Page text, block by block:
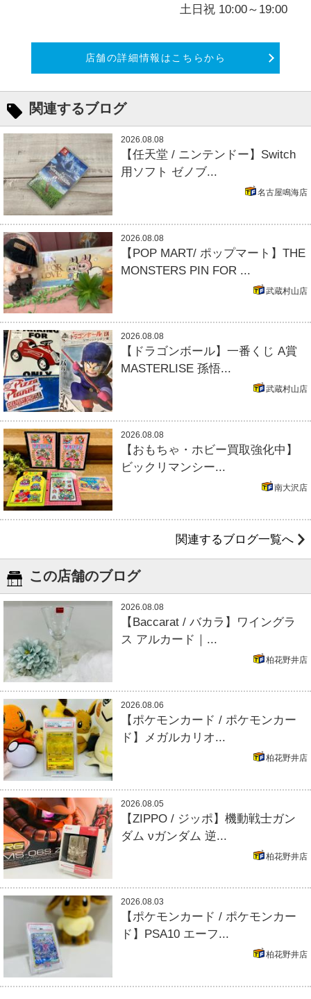
土日祝 10:00～19:00
店舗の詳細情報はこちらから
関連するブログ
2026.08.08
【任天堂 / ニンテンドー】Switch
用ソフト ゼノブ...
名古屋鳴海店
2026.08.08
【POP MART/ ポップマート】THE
MONSTERS PIN FOR ...
武蔵村山店
2026.08.08
【ドラゴンボール】一番くじ A賞
MASTERLISE 孫悟...
武蔵村山店
2026.08.08
【おもちゃ・ホビー買取強化中】
ビックリマンシー...
南大沢店
関連するブログ一覧へ
この店舗のブログ
2026.08.08
【Baccarat / バカラ】ワイングラ
ス アルカード｜...
柏花野井店
2026.08.06
【ポケモンカード / ポケモンカー
ド】メガルカリオ...
柏花野井店
2026.08.05
【ZIPPO / ジッポ】機動戦士ガン
ダム νガンダム 逆...
柏花野井店
2026.08.03
【ポケモンカード / ポケモンカー
ド】PSA10 エーフ...
柏花野井店